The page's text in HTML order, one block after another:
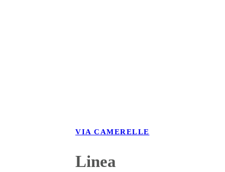
VIA CAMERELLE
Linea